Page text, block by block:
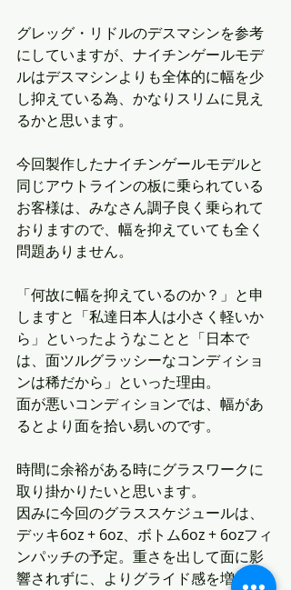
グレッグ・リドルのデスマシンを参考
にしていますが、ナイチンゲールモデ
ルはデスマシンよりも全体的に幅を少
し抑えている為、かなりスリムに見え
るかと思います。
今回製作したナイチンゲールモデルと
同じアウトラインの板に乗られている
お客様は、みなさん調子良く乗られて
おりますので、幅を抑えていても全く
問題ありません。
「何故に幅を抑えているのか？」と申
しますと「私達日本人は小さく軽いか
ら」といったようなことと「日本で
は、面ツルグラッシーなコンディショ
ンは稀だから」といった理由。
面が悪いコンディションでは、幅があ
るとより面を拾い易いのです。
時間に余裕がある時にグラスワークに
取り掛かりたいと思います。
因みに今回のグラススケジュールは、
デッキ6oz + 6oz、ボトム6oz + 6ozフィ
ンパッチの予定。重さを出して面に影
響されずに、よりグライド感を増す狙